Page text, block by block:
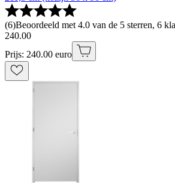
(6)Beoordeeld met 4.0 van de 5 sterren, 6
240.00
Prijs: 240.00 euro